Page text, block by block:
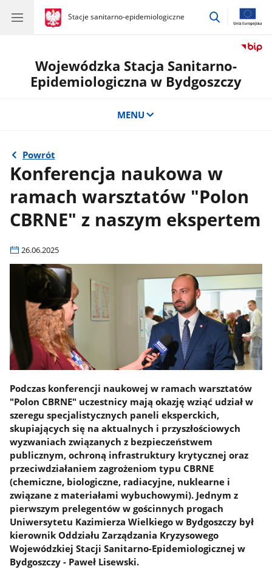
gov.pl
Stacje sanitarno-epidemiologiczne
gov.pl
Stacje
przejdź
Wojewódzka Stacja Sanitarno-
Epidemiologiczna w Bydgoszczy
MENU
Powrót
Konferencja naukowa w
ramach warsztatów "Polon
CBRNE" z naszym ekspertem
26.06.2025
Podczas konferencji naukowej w ramach warsztatów
"Polon CBRNE" uczestnicy mają okazję wziąć udział w
szeregu specjalistycznych paneli eksperckich,
skupiających się na aktualnych i przyszłościowych
wyzwaniach związanych z bezpieczeństwem
publicznym, ochroną infrastruktury krytycznej oraz
przeciwdziałaniem zagrożeniom typu CBRNE
(chemiczne, biologiczne, radiacyjne, nuklearne i
związane z materiałami wybuchowymi). Jednym z
pierwszym prelegentów w gościnnych progach
Uniwersytetu Kazimierza Wielkiego w Bydgoszczy był
kierownik Oddziału Zarządzania Kryzysowego
Wojewódzkiej Stacji Sanitarno-Epidemiologicznej w
Bydgoszczy - Paweł Lisewski.